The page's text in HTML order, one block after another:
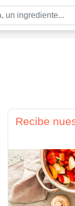
Recibe